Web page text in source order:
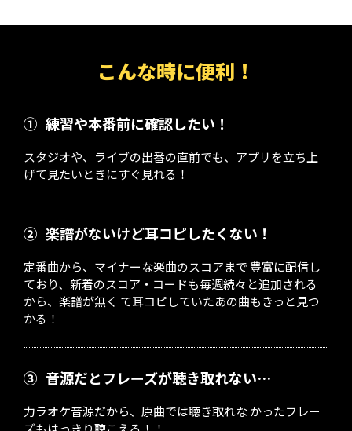
こんな時に便利！
① 練習や本番前に確認したい！
スタジオや、ライブの出番の直前でも、アプリを立ち上
げて見たいときにすぐ見れる！
② 楽譜がないけど耳コピしたくない！
定番曲から、マイナーな楽曲のスコアまで 豊富に配信し
ており、新着のスコア・コードも毎週続々と追加される
から、楽譜が無く て耳コピしていたあの曲もきっと見つ
かる！
③ 音源だとフレーズが聴き取れない…
力ラオケ音源だから、原曲では聴き取れな かったフレー